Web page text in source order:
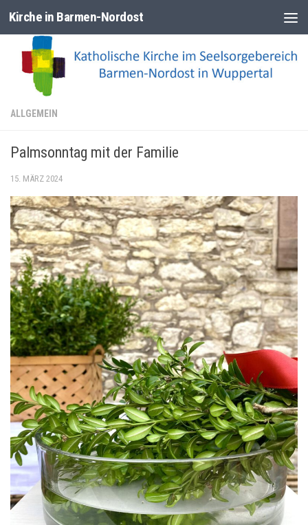
Zum Inhalt springen
Kirche in Barmen-Nordost
ALLGEMEIN
Palmsonntag mit der Familie
15. MÄRZ 2024